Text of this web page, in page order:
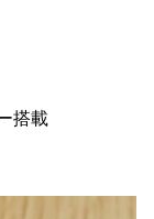
搭載